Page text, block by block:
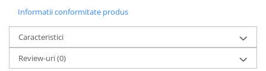
Informatii conformitate produs
Caracteristici
Review-uri(0)